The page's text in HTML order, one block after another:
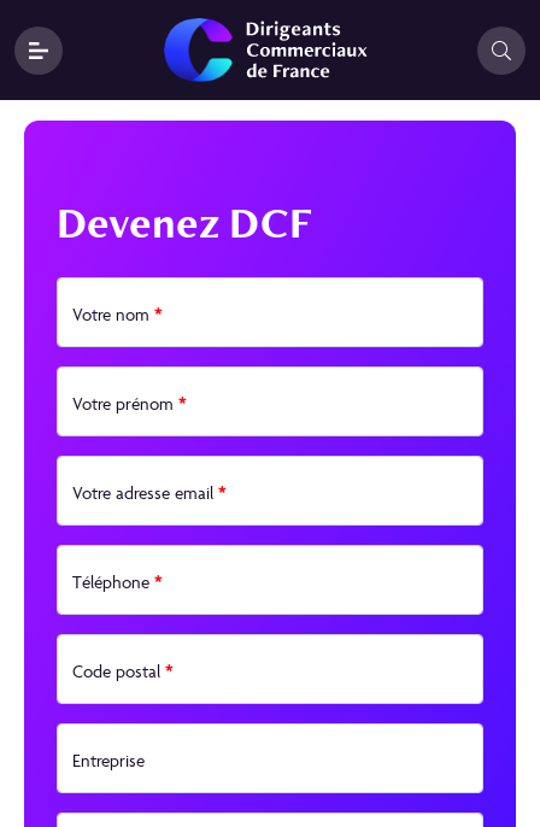
Devenez DCF
Votre nom *
Votre prénom *
Votre adresse email *
Téléphone *
Code postal *
Entreprise